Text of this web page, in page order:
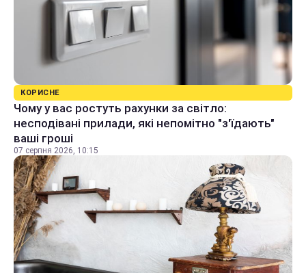
КОРИСНЕ
Чому у вас ростуть рахунки за світло:
несподівані прилади, які непомітно "з'їдають"
ваші гроші
07 серпня 2026, 10:15